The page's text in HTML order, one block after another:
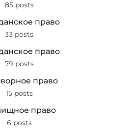
85 posts
право
33 posts
право
79 posts
право
15 posts
право
6 posts